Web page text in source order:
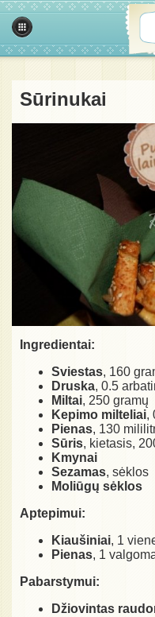
Sūrinukai
Ingredientai:
Sviestas, 160
Druska, 0.5
Miltai, 250 gramų
Kepimo milteliai,
Pienas, 130
Sūris, kietasis,
Kmynai
Sezamas, sėklos
Moliūgų sėklos
Aptepimui:
Kiaušiniai, 1
Pienas, 1
Pabarstymui:
Džiovintas